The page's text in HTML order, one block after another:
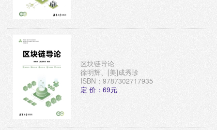
区块链导论
徐明辉、[美]成秀珍
ISBN：9787302717935
定 价：69元